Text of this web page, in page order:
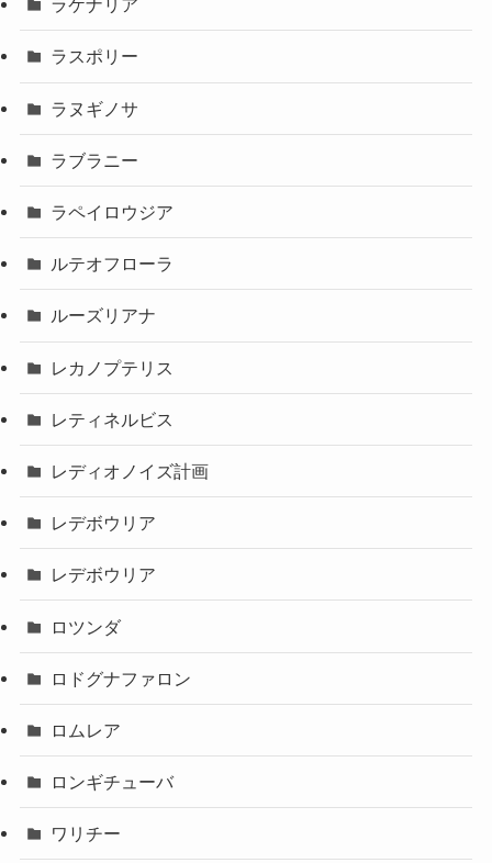
ラケナリア
ラスポリー
ラヌギノサ
ラブラニー
ラペイロウジア
ルテオフローラ
ルーズリアナ
レカノプテリス
レティネルビス
レディオノイズ計画
レデボウリア
レデボウリア
ロツンダ
ロドグナファロン
ロムレア
ロンギチューバ
ワリチー